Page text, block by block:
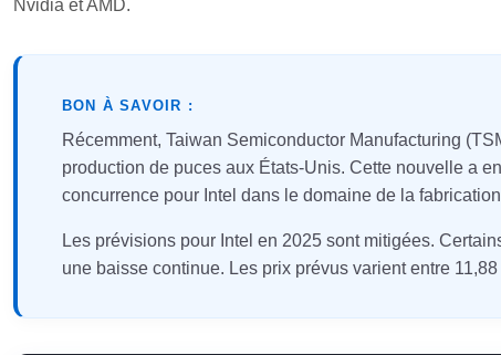
Nvidia et AMD.
BON À SAVOIR :
Récemment, Taiwan Semiconductor Manufacturing
production de puces aux États-Unis. Cette nouvelle a
concurrence pour Intel dans le domaine de la
Les prévisions pour Intel en 2025 sont mitigées.
une baisse continue. Les prix prévus varient entre